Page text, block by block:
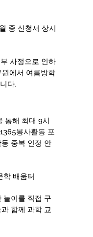
중 신청서 상시
사정으로 인하
에서 여름방학
다.
통해 최대 9시
봉사활동 포
중복 인정 안
학 배움터
놀이를 직접 구
함께 과학 교